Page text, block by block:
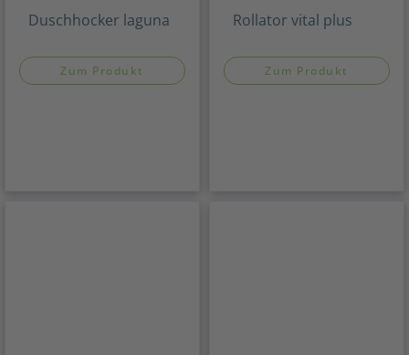
Duschhocker laguna
Zum Produkt
Rollator vital plus
Zum Produkt